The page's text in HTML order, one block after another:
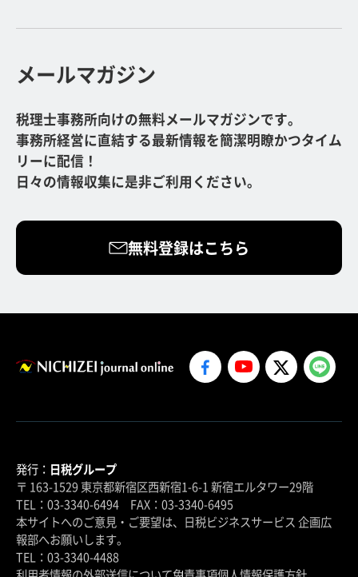
メールマガジン
税理士事務所向けの無料メールマガジンです。
事務所経営に直結する最新情報を簡潔明瞭かつタイム
リーに配信！
日々の情報収集に是非ご利用ください。
無料登録はこちら
発行： 日税グループ
〒 163-1529 東京都新宿区西新宿1-6-1 新宿エルタワー29階
TEL：03-3340-6494 FAX：03-3340-6495
本サイトへのご意見・ご要望は、日税ビジネスサービス 企画広
報部へお願いします。
TEL：03-3340-4488